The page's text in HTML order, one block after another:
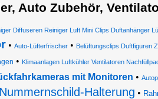
Auto Zubehör,
Diffuseren Reiniger Luft Mini Clips Duftanhänger
• Auto-Lüfterfrischer• Belüftungsclips Duftfiguren
• Klimaanlagen Luftkühler Ventilatoren
mit Monitoren •
Halterung •